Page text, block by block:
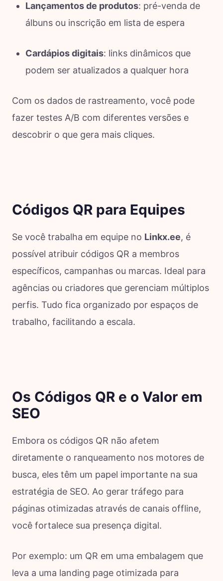
Lançamentos de produtos: pré-venda de
álbuns ou inscrição em lista de espera
Cardápios digitais: links dinâmicos que
podem ser atualizados a qualquer hora
Com os dados de rastreamento, você pode
fazer testes A/B com diferentes versões e
descobrir o que gera mais cliques.
Códigos QR para Equipes
Se você trabalha em equipe no Linkx.ee, é
possível atribuir códigos QR a membros
específicos, campanhas ou marcas. Ideal para
agências ou criadores que gerenciam múltiplos
perfis. Tudo fica organizado por espaços de
trabalho, facilitando a escala.
Os Códigos QR e o Valor em
SEO
Embora os códigos QR não afetem
diretamente o ranqueamento nos motores de
busca, eles têm um papel importante na sua
estratégia de SEO. Ao gerar tráfego para
páginas otimizadas através de canais offline,
você fortalece sua presença digital.
Por exemplo: um QR em uma embalagem que
leva a uma landing page otimizada para